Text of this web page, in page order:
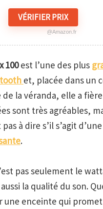
VÉRIFIER PRIX
@Amazon.fr
100est l’une des plus
et, placée dans un
la véranda, elle a
sont très agréables,
à dire s’il s’agit d’une
.
pas seulement le
la qualité du son.
une enceinte qui